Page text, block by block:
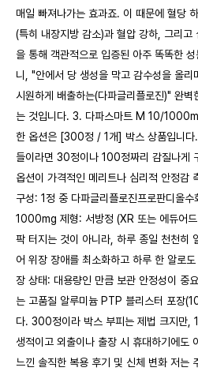
매일 빠져나가는 효과죠. 이 때문에 혈당
(특히 내장지방 감소)과 혈압 강하, 그리
을 통해 객관적으로 입증된 아주 똑똑한
니, "안에서 당 생성을 막고 감수성을 올
시원하게 배출하는(다파글리플로진)" 완벽
는 것입니다. 3. 다파스마트 M 10/
한 옵션은 [300정 / 1개] 박스 상품입니다
들이라면 30정이나 100정짜리 감질나게
옵션이 가격적인 메리트나 심리적 안정감
구성: 1정 중 다파글리플로진프로판디올
1000mg 제형: 서방정 (XR 또는 에듀어
팍 터지는 것이 아니라, 하루 종일 천천히
어 위장 장애를 최소화하고 하루 한 알로
장 상태: 대용량인 만큼 보관 안정성이 중
는 고품질 알루미늄 PTP 블리스터 포장
다. 300정이라 박스 부피는 제법 크지만,
생적이고 외출이나 출장 시 휴대하기에
느낀 솔직한 복용 후기 및 신체 변화 저는